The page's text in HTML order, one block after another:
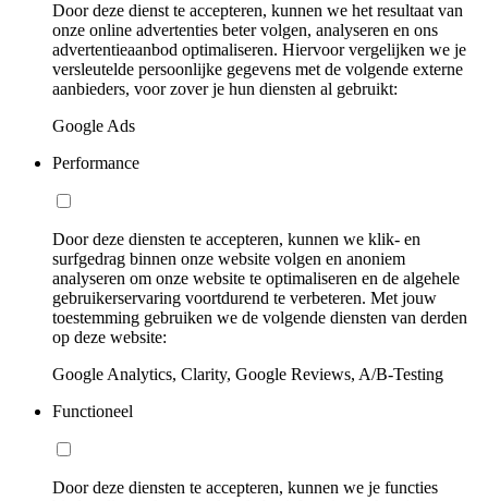
Door deze dienst te accepteren, kunnen we het resultaat van
onze online advertenties beter volgen, analyseren en ons
advertentieaanbod optimaliseren. Hiervoor vergelijken we je
versleutelde persoonlijke gegevens met de volgende externe
aanbieders, voor zover je hun diensten al gebruikt:
Google Ads
Performance
Door deze diensten te accepteren, kunnen we klik- en
surfgedrag binnen onze website volgen en anoniem
analyseren om onze website te optimaliseren en de algehele
gebruikerservaring voortdurend te verbeteren. Met jouw
toestemming gebruiken we de volgende diensten van derden
op deze website:
Google Analytics, Clarity, Google Reviews, A/B-Testing
Functioneel
Door deze diensten te accepteren, kunnen we je functies